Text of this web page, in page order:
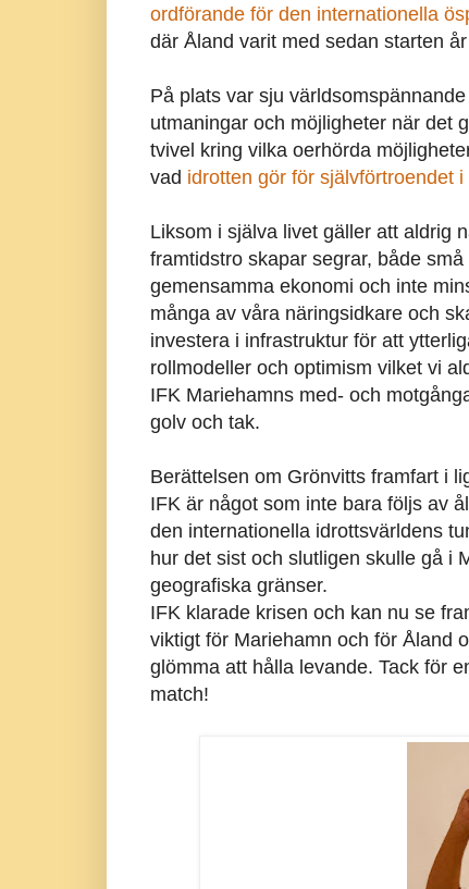
ordförande för den internationella
där Åland varit med sedan starten
På plats var sju
utmaningar och möjligheter när det
tvivel kring vilka oerhörda
vad idrotten gör för självförtroendet
Liksom i själva livet gäller att aldrig
framtidstro skapar segrar, både
gemensamma ekonomi och inte
många av våra näringsidkare och
investera i infrastruktur för att
rollmodeller och optimism vilket vi
IFK Mariehamns med- och
golv och tak.
Berättelsen om Grönvitts framfart i
IFK är något som inte bara följs av
den internationella idrottsvärldens
hur det sist och slutligen skulle gå i
geografiska gränser.
IFK klarade krisen och kan nu se
viktigt för Mariehamn och för Åland
glömma att hålla levande. Tack för
match!